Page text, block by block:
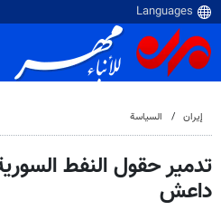
إيران السياسة
تدمير حقول النفط
داعش